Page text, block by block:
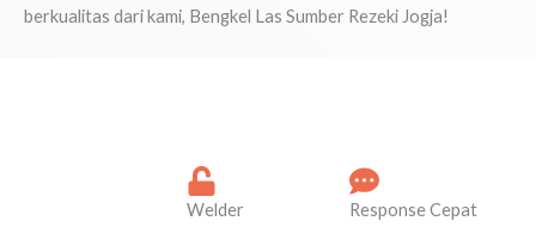
berkualitas dari kami, Bengkel Las Sumber Rezeki Jogja!
Welder
Response Cepat